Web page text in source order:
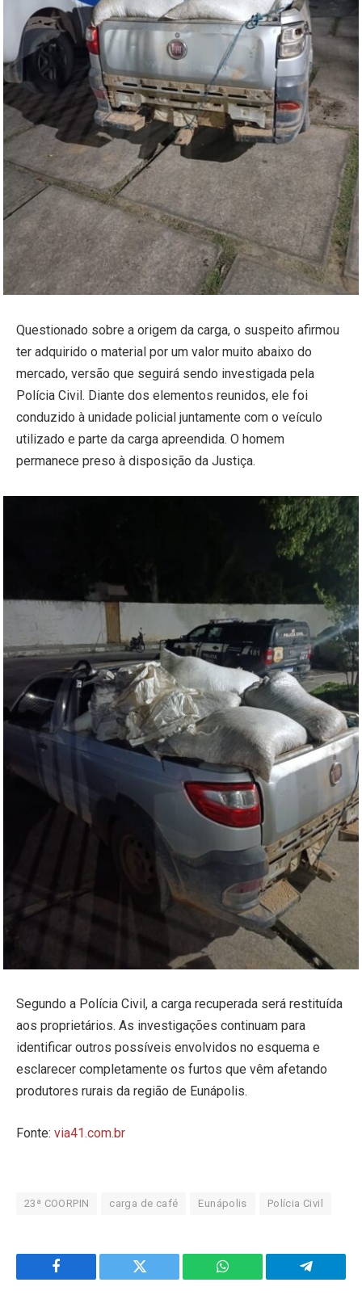
Questionado sobre a origem da carga, o suspeito afirmou
ter adquirido o material por um valor muito abaixo do
mercado, versão que seguirá sendo investigada pela
Polícia Civil. Diante dos elementos reunidos, ele foi
conduzido à unidade policial juntamente com o veículo
utilizado e parte da carga apreendida. O homem
permanece preso à disposição da Justiça.
Segundo a Polícia Civil, a carga recuperada será restituída
aos proprietários. As investigações continuam para
identificar outros possíveis envolvidos no esquema e
esclarecer completamente os furtos que vêm afetando
produtores rurais da região de Eunápolis.
Fonte: via41.com.br
23ª COORPIN carga de café Eunápolis Polícia Civil
Facebook Twitter WhatsApp Telegram